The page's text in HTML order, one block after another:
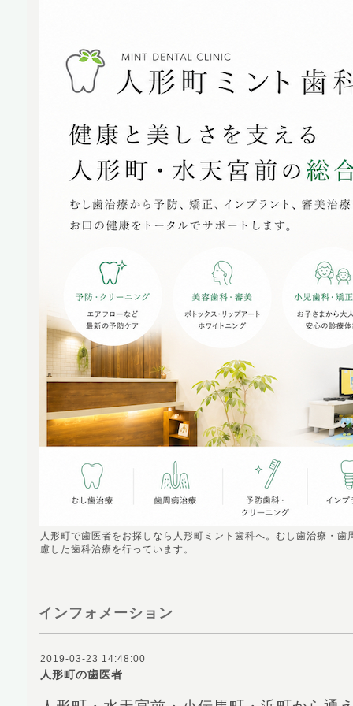
人形町で歯医者をお探しなら人形町ミント歯科へ。むし歯治療・
慮した歯科治療を行っています。
インフォメーション
2019-03-23 14:48:00
人形町の歯医者